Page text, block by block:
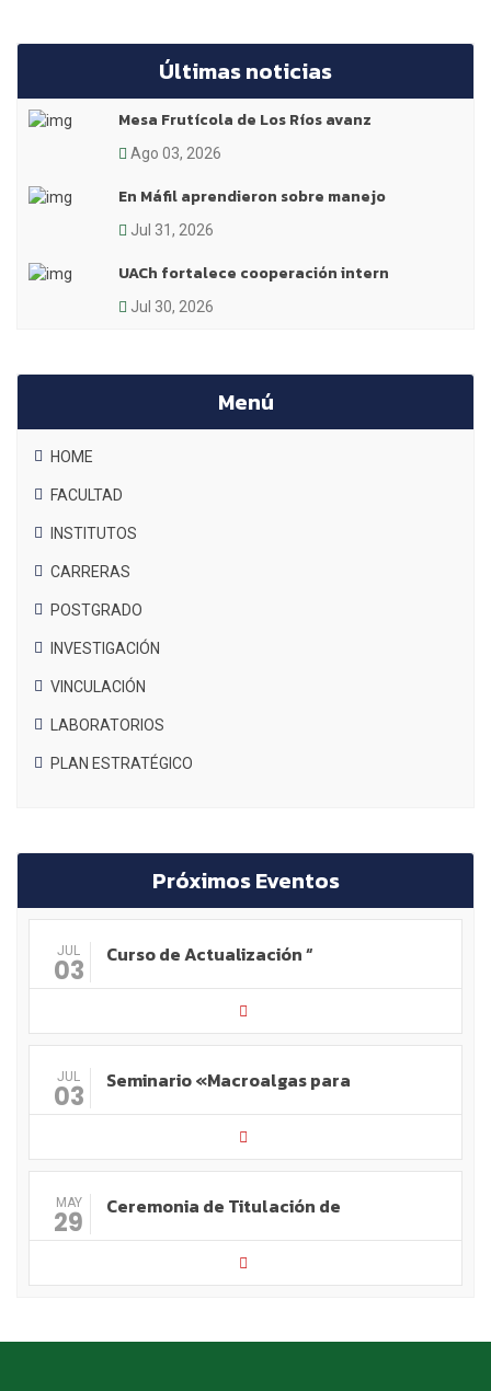
Últimas noticias
Mesa Frutícola de Los Ríos avanz
Ago 03, 2026
En Máfil aprendieron sobre manejo
Jul 31, 2026
UACh fortalece cooperación intern
Jul 30, 2026
Menú
HOME
FACULTAD
INSTITUTOS
CARRERAS
POSTGRADO
INVESTIGACIÓN
VINCULACIÓN
LABORATORIOS
PLAN ESTRATÉGICO
Próximos Eventos
JUL
03 Curso de Actualización “
JUL
03 Seminario «Macroalgas para
MAY
29 Ceremonia de Titulación de